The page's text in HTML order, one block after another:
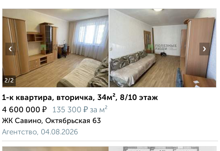
2/2
‹ ›
1-к квартира, вторичка, 34м², 8/10 этаж
4 600 000 ₽ 135 300 ₽ за м²
ЖК Савино, Октябрьская 63
Агентство, 04.08.2026